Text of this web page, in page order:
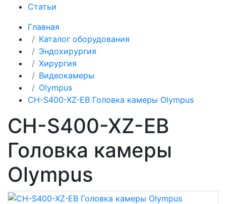
Статьи
Главная
Каталог оборудования
Эндохирургия
Хирургия
Видеокамеры
Olympus
CH-S400-XZ-EB Головка камеры Olympus
CH-S400-XZ-EB
Головка камеры
Olympus